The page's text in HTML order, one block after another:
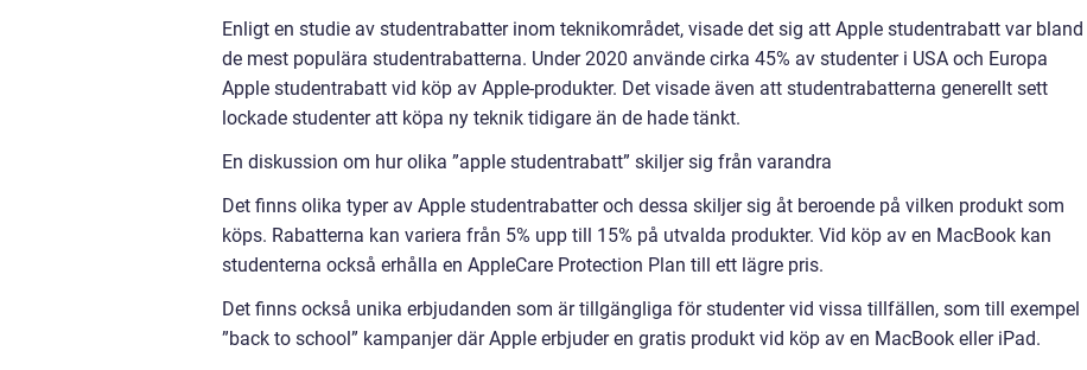
Enligt en studie av studentrabatter inom teknikområdet, visade det sig att Apple studentrabatt var bland
de mest populära studentrabatterna. Under 2020 använde cirka 45% av studenter i USA och Europa
Apple studentrabatt vid köp av Apple-produkter. Det visade även att studentrabatterna generellt sett
lockade studenter att köpa ny teknik tidigare än de hade tänkt.
En diskussion om hur olika ”apple studentrabatt” skiljer sig från varandra
Det finns olika typer av Apple studentrabatter och dessa skiljer sig åt beroende på vilken produkt som
köps. Rabatterna kan variera från 5% upp till 15% på utvalda produkter. Vid köp av en MacBook kan
studenterna också erhålla en AppleCare Protection Plan till ett lägre pris.
Det finns också unika erbjudanden som är tillgängliga för studenter vid vissa tillfällen, som till exempel
”back to school” kampanjer där Apple erbjuder en gratis produkt vid köp av en MacBook eller iPad.